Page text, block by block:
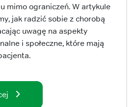
mimo ograniczeń. W artykule
jak radzić sobie z chorobą
uwagę na aspekty
i społeczne, które mają